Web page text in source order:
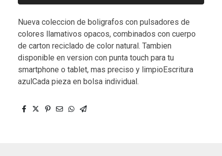
Nueva coleccion de boligrafos con pulsadores de
colores llamativos opacos, combinados con cuerpo
de carton reciclado de color natural. Tambien
disponible en version con punta touch para tu
smartphone o tablet, mas preciso y limpioEscritura
azulCada pieza en bolsa individual.